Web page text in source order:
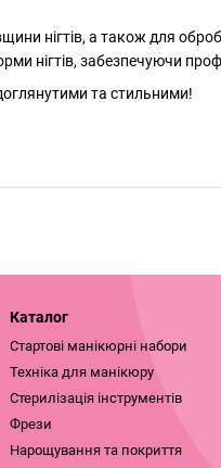
нігтів, а також для
нігтів, забезпечуючи
та стильними!
Каталог
Стартові манікюрні набори
Техніка для манікюру
Стерилізація інструментів
Фрези
Нарощування та покриття